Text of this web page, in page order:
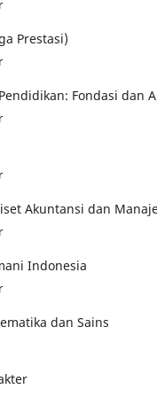
Prestasi)
Fondasi dan
Akuntansi dan
Indonesia
dan Sains